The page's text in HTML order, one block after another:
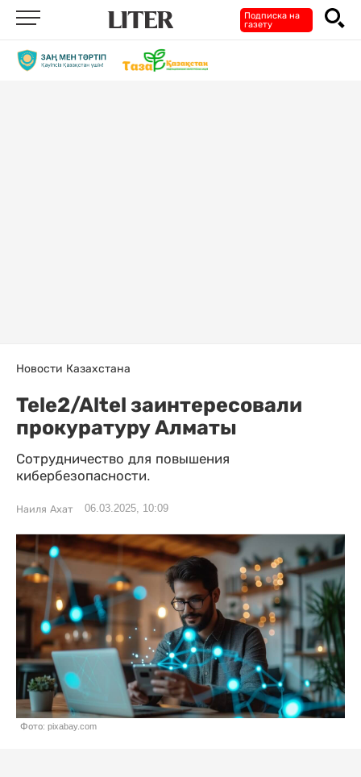
Подписка на
газету
Новости Казахстана
Tele2/Altel заинтересовали
прокуратуру Алматы
Сотрудничество для повышения
кибербезопасности.
Наиля Ахат 06.03.2025, 10:09
Фото: pixabay.com